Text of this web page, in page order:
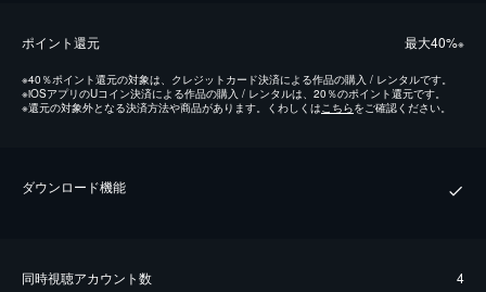
ポイント還元 最⼤40%※
※40％ポイント還元の対象は、クレジットカード決済による作品の購入 / レンタルです。
※iOSアプリのUコイン決済による作品の購入 / レンタルは、20％のポイント還元です。
※還元の対象外となる決済方法や商品があります。くわしくはこちらをご確認ください。
ダウンロード機能
同時視聴アカウント数 4